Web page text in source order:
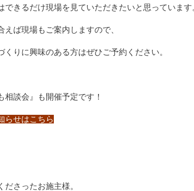
できるだけ現場を見ていただきたいと思っています
えば現場もご案内しますので、
くりに興味のある方はぜひご予約ください。
相談会』も開催予定です！
らせはこちら
ださったお施主様。